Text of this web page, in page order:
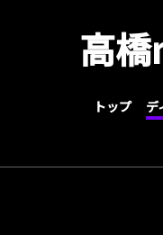
高
トップ デ